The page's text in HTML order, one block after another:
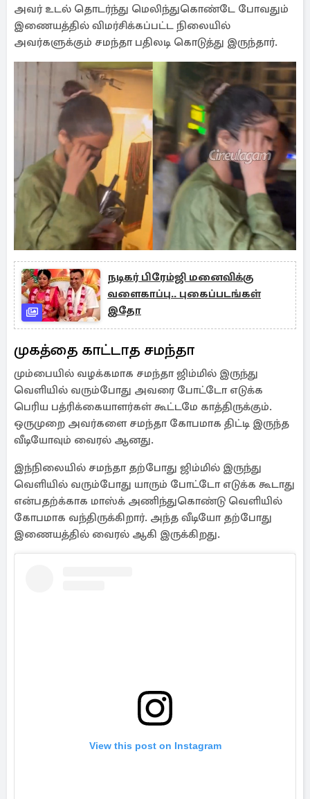
அவர் உடல் தொடர்ந்து மெலிந்துகொண்டே போவதும்
இணையத்தில் விமர்சிக்கப்பட்ட நிலையில்
அவர்களுக்கும் சமந்தா பதிலடி கொடுத்து இருந்தார்.
நடிகர் பிரேம்ஜி மனைவிக்கு
வளைகாப்பு.. புகைப்படங்கள்
இதோ
முகத்தை காட்டாத சமந்தா
மும்பையில் வழக்கமாக சமந்தா ஜிம்மில் இருந்து
வெளியில் வரும்போது அவரை போட்டோ எடுக்க
பெரிய பத்ரிக்கையாளர்கள் கூட்டமே காத்திருக்கும்.
ஒருமுறை அவர்களை சமந்தா கோபமாக திட்டி இருந்த
வீடியோவும் வைரல் ஆனது.
இந்நிலையில் சமந்தா தற்போது ஜிம்மில் இருந்து
வெளியில் வரும்போது யாரும் போட்டோ எடுக்க கூடாது
என்பதற்க்காக மாஸ்க் அணிந்துகொண்டு வெளியில்
கோபமாக வந்திருக்கிறார். அந்த வீடியோ தற்போது
இணையத்தில் வைரல் ஆகி இருக்கிறது.
View this post on Instagram